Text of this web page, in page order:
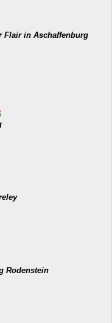
Flair in Aschaffenburg
Rodenstein